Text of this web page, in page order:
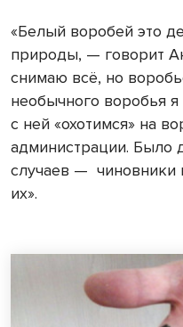
«Белый воробей это
природы, — говорит
снимаю всё, но
необычного воробья
с ней «охотимся» на
администрации. Было
случаев — чиновники
их».